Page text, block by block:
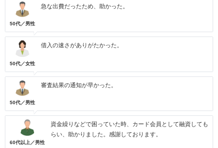
50代／男性
急な出費だったため、助かった。
50代／女性
借入の速さがありがたかった。
50代／男性
審査結果の通知が早かった。
60代以上／男性
資金繰りなどで困っていた時、カード会員として融資しても
らい、助かりました。感謝しております。